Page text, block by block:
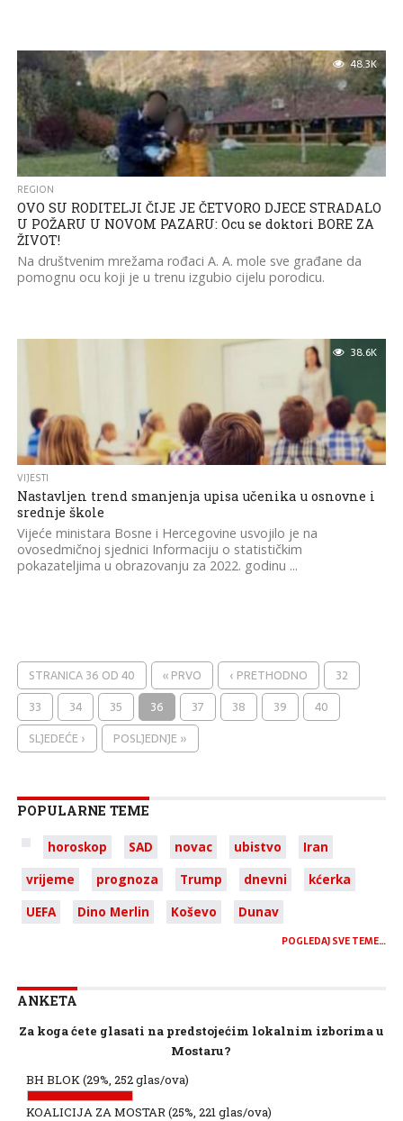
48.3K
REGION
OVO SU RODITELJI ČIJE JE ČETVORO DJECE STRADALO
U POŽARU U NOVOM PAZARU: Ocu se doktori BORE ZA
ŽIVOT!
Na društvenim mrežama rođaci A. A. mole sve građane da
pomognu ocu koji je u trenu izgubio cijelu porodicu.
38.6K
VIJESTI
Nastavljen trend smanjenja upisa učenika u osnovne i
srednje škole
Vijeće ministara Bosne i Hercegovine usvojilo je na
ovosedmičnoj sjednici Informaciju o statističkim
pokazateljima u obrazovanju za 2022. godinu ...
STRANICA 36 OD 40 « PRVO ‹ PRETHODNO
32
33
34 35 36 37 38 39
40
SLJEDEĆE ›
POSLJEDNJE »
POPULARNE TEME
horoskop SAD novac ubistvo
Iran
vrijeme
prognoza Trump dnevni
kćerka
UEFA
Dino Merlin Koševo Dunav
POGLEDAJ SVE TEME…
ANKETA
Za koga ćete glasati na predstojećim lokalnim izborima u
Mostaru?
BH BLOK(29%, 252 glas/ova)
KOALICIJA ZA MOSTAR(25%, 221 glas/ova)